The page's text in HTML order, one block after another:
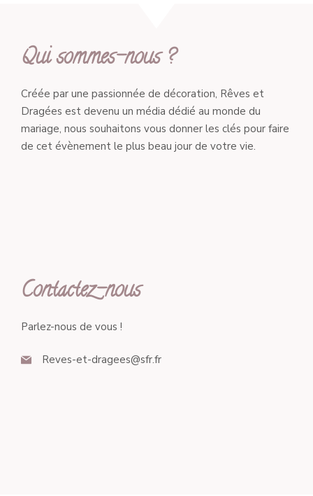
Qui sommes-nous ?
Créée par une passionnée de décoration, Rêves et
Dragées est devenu un média dédié au monde du
mariage, nous souhaitons vous donner les clés pour faire
de cet évènement le plus beau jour de votre vie.
Contactez-nous
Parlez-nous de vous !
Reves-et-dragees@sfr.fr